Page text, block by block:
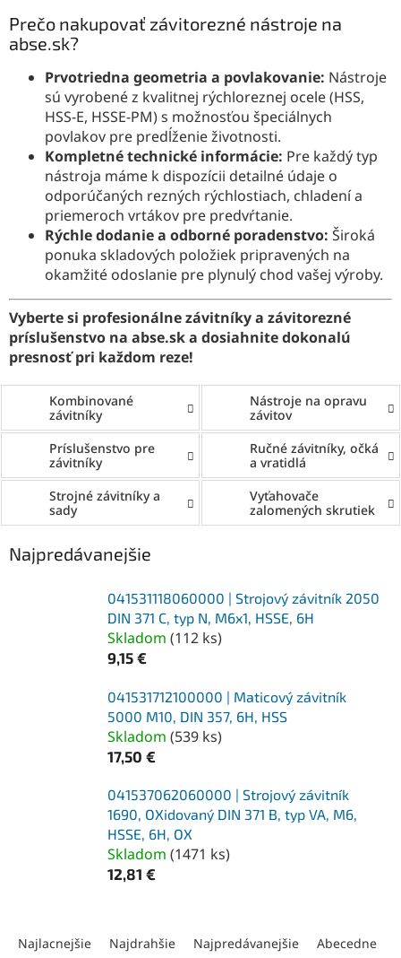
Prečo nakupovať závitorezné nástroje na
abse.sk?
Prvotriedna geometria a povlakovanie: Nástroje
sú vyrobené z kvalitnej rýchloreznej ocele (HSS,
HSS-E, HSSE-PM) s možnosťou špeciálnych
povlakov pre predĺženie životnosti.
Kompletné technické informácie: Pre každý typ
nástroja máme k dispozícii detailné údaje o
odporúčaných rezných rýchlostiach, chladení a
priemeroch vrtákov pre predvŕtanie.
Rýchle dodanie a odborné poradenstvo: Široká
ponuka skladových položiek pripravených na
okamžité odoslanie pre plynulý chod vašej výroby.
Vyberte si profesionálne závitníky a závitorezné
príslušenstvo na abse.sk a dosiahnite dokonalú
presnosť pri každom reze!
Kombinované
závitníky
Nástroje na opravu
závitov
Príslušenstvo pre
závitníky
Ručné závitníky, očká
a vratidlá
Strojné závitníky a
sady
Vyťahovače
zalomených skrutiek
Najpredávanejšie
041531118060000 | Strojový závitník 2050
DIN 371 C, typ N, M6x1, HSSE, 6H
Skladom (112 ks)
9,15 €
041531712100000 | Maticový závitník
5000 M10, DIN 357, 6H, HSS
Skladom (539 ks)
17,50 €
041537062060000 | Strojový závitník
1690, OXidovaný DIN 371 B, typ VA, M6,
HSSE, 6H, OX
Skladom (1471 ks)
12,81 €
Najlacnejšie Najdrahšie Najpredávanejšie Abecedne